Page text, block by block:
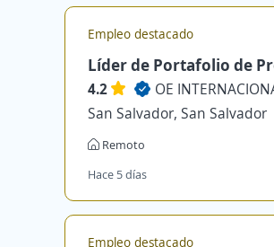
Empleo destacado
Líder de Portafolio de
4.2
OE
San Salvador, San Salvador
Remoto
Hace 5 días
Empleo destacado